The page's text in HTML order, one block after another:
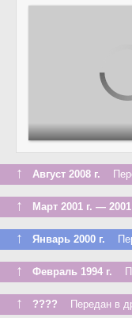
↑ Август 2008 г.
↑ Март 2001 г. — 2001
↑ Январь 2000 г.
↑ Февраль 1994 г.
↑ ???? Передан в